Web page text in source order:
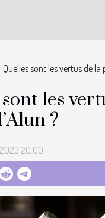
Quelles sont les vertus de la
les
?
20:00